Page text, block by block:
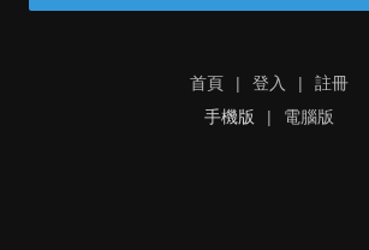
首頁 | 登入 |
註冊
手機版
| 電腦版